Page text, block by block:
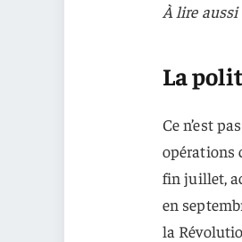
À lire aussi
La
Ce n’est
opérations
fin juillet,
en
la